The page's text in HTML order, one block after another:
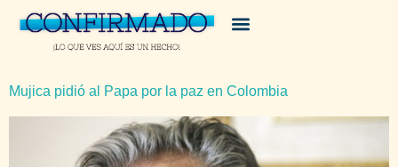
Mujica pidió al Papa por la paz en Colombia